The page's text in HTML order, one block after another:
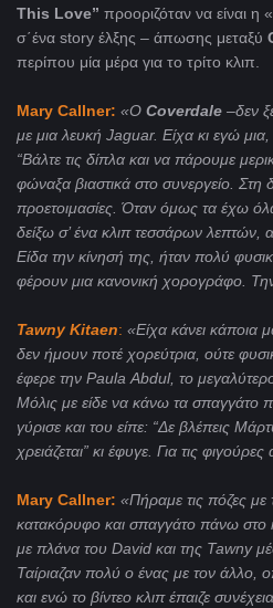
This Love” προοριζόταν να είναι η
σ΄ένα story έλξης – άπωσης μεταξύ
περίπου μία μέρα για το τρίτο κλιπ.
Mary Callner: «Ο Coverdale –δεν
με μια λευκή Jaguar. Είχα κι εγώ μια,
“Βάλτε τις δίπλα και να πάρουμε
φώναξα βιαστικά στο συνεργείο. Στη
προετοιμασίες. Όταν όμως τα έχω όλα
δείξω σ’ ένα κλιπ τεσσάρων λεπτών,
Είδα την κίνησή της, ήταν πολύ
φέρουν μια κανονική χορογράφο.
Tawny Kitaen: «Είχα κάνει κάποια
δεν ήμουν ποτέ χορεύτρια, ούτε
έφερε την Paula Abdul, το
Μόλις με είδε να κάνω τα
γύρισε και του είπε: “Δε βλέπεις
χρειάζεται” κι έφυγε. Για τις
Mary Callner: «Πήραμε τις πόζες με
κατακόρυφο και σπαγγάτο πάνω στο
με πλάνα του David και της Tawny
Ταίριαζαν πολύ ο ένας με τον άλλο,
και ενώ το βίντεο κλιπ έπαιζε